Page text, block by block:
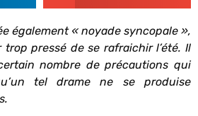
également « noyade syncopale »,
pressé de se rafraichir l’été. Il
nombre de précautions qui
tel drame ne se produise